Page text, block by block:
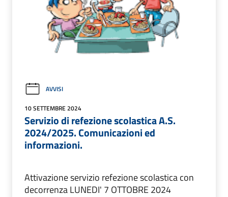
AVVISI
10 SETTEMBRE 2024
Servizio di refezione scolastica A.S.
2024/2025. Comunicazioni ed
informazioni.
Attivazione servizio refezione scolastica con
decorrenza LUNEDI' 7 OTTOBRE 2024